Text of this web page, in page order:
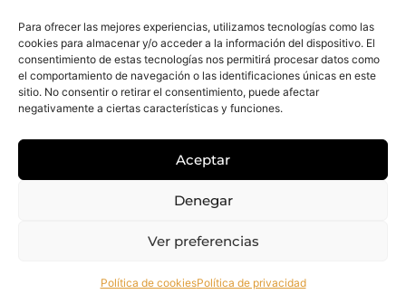
Para ofrecer las mejores experiencias, utilizamos tecnologías como las
cookies para almacenar y/o acceder a la información del dispositivo. El
consentimiento de estas tecnologías nos permitirá procesar datos como
el comportamiento de navegación o las identificaciones únicas en este
sitio. No consentir o retirar el consentimiento, puede afectar
negativamente a ciertas características y funciones.
Aceptar
Denegar
Ver preferencias
Política de cookiesPolítica de privacidad
Dirección: C. Sta. María Magdalena, 14,
41701 Dos Hermanas, Sevilla, España
Teléfono +34 694 46 69 91
E-mail: contacto@gretacloset.com
© 2026 Greta Closet. Todos los derechos están reservados.